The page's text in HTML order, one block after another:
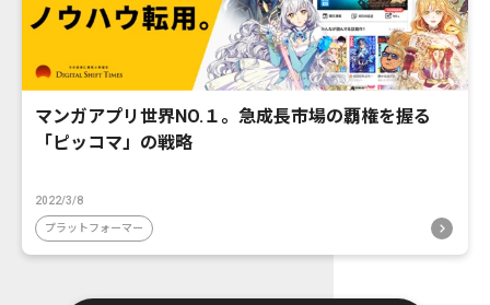
マンガアプリ世界NO.１。急成長市場の覇権を握る
「ピッコマ」の戦略
2022/3/8
プラットフォーマー